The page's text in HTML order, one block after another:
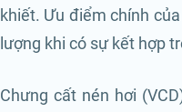
khiết. Ưu điểm chính
lượng khi có sự kết hợp
Chưng cất nén hơi